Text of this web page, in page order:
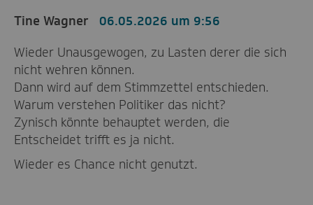
Tine Wagner
06.05.2026 um 9:56
Wieder Unausgewogen, zu Lasten derer die sich
nicht wehren können.
Dann wird auf dem Stimmzettel entschieden.
Warum verstehen Politiker das nicht?
Zynisch könnte behauptet werden, die
Entscheidet trifft es ja nicht.
Wieder es Chance nicht genutzt.